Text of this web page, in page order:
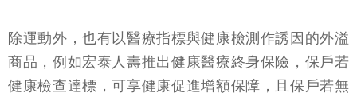
除運動外，也有以醫療指標與健康檢測作誘因的外溢
商品，例如宏泰人壽推出健康醫療終身保險，保戶若
健康檢查達標，可享健康促進增額保障，且保戶若無